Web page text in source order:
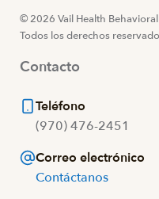
© 2026 Vail Health
Todos los derechos
Contacto
Teléfono
(970) 476-2451
Correo electrónico
Contáctanos